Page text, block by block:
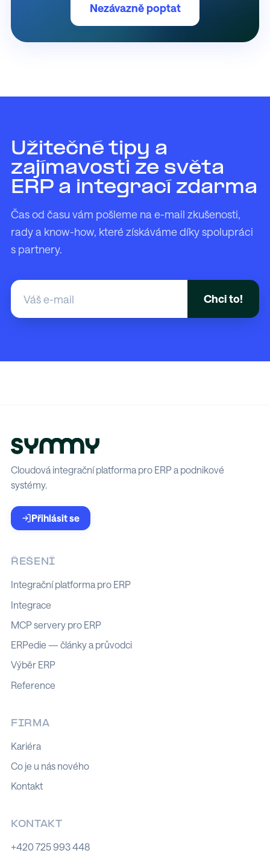
Nezávazně poptat
Užitečné tipy a
zajímavosti ze světa
ERP a integrací zdarma
Čas od času vám pošleme na e-mail zkušenosti,
rady a know-how, které získáváme díky spolupráci
s partnery.
Cloudová integrační platforma pro ERP a podnikové
systémy.
Přihlásit se
ŘEŠENÍ
Integrační platforma pro ERP
Integrace
MCP servery pro ERP
ERPedie — články a průvodci
Výběr ERP
Reference
FIRMA
Kariéra
Co je u nás nového
Kontakt
KONTAKT
+420 725 993 448